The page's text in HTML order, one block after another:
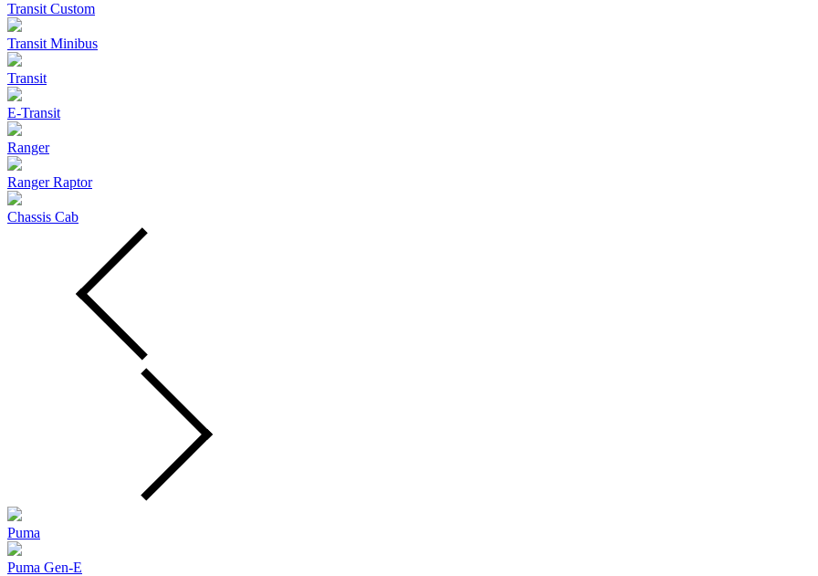
Transit Custom
Transit Minibus
Transit
E-Transit
Ranger
Ranger Raptor
Chassis Cab
Puma
Puma Gen‑E